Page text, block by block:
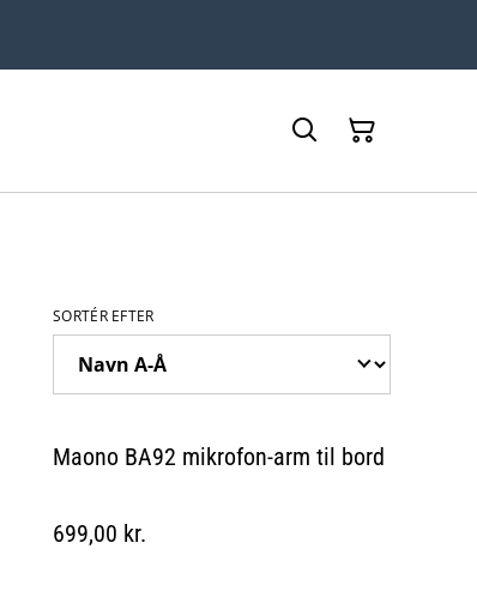
SORTÉR EFTER
Maono BA92 mikrofon-arm til bord
699,00 kr.